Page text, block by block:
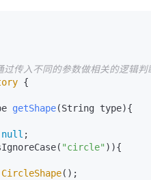
传入不同的参数做相关的逻辑
{
getShape(String type){
null ;
"circle" )){
CircleShape();